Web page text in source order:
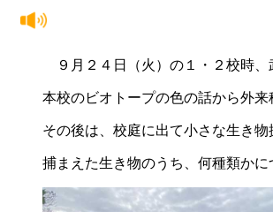
９月２４日（火）の１・２校時、
本校のビオトープの色の話から外
その後は、校庭に出て小さな生き
捕まえた生き物のうち、何種類か